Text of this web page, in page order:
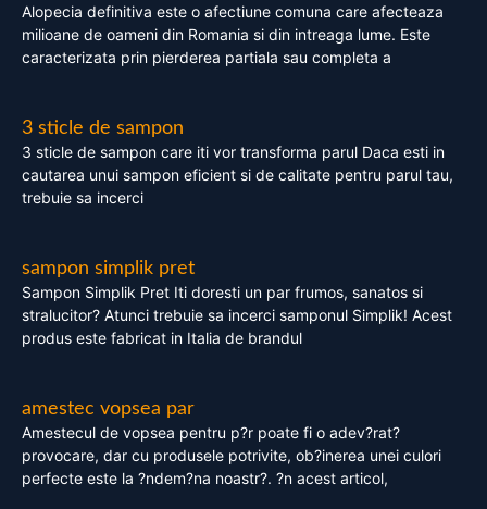
Alopecia definitiva este o afectiune comuna care afecteaza
milioane de oameni din Romania si din intreaga lume. Este
caracterizata prin pierderea partiala sau completa a
3 sticle de sampon
3 sticle de sampon care iti vor transforma parul Daca esti in
cautarea unui sampon eficient si de calitate pentru parul tau,
trebuie sa incerci
sampon simplik pret
Sampon Simplik Pret Iti doresti un par frumos, sanatos si
stralucitor? Atunci trebuie sa incerci samponul Simplik! Acest
produs este fabricat in Italia de brandul
amestec vopsea par
Amestecul de vopsea pentru p?r poate fi o adev?rat?
provocare, dar cu produsele potrivite, ob?inerea unei culori
perfecte este la ?ndem?na noastr?. ?n acest articol,